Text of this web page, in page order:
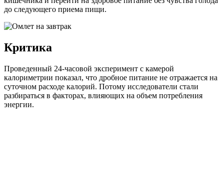
до следующего приема пищи.
Критика
Проведенный 24-часовой эксперимент с камерой
калориметрии показал, что дробное питание не отражается на
суточном расходе калорий. Потому исследователи стали
разбираться в факторах, влияющих на объем потребления
энергии.